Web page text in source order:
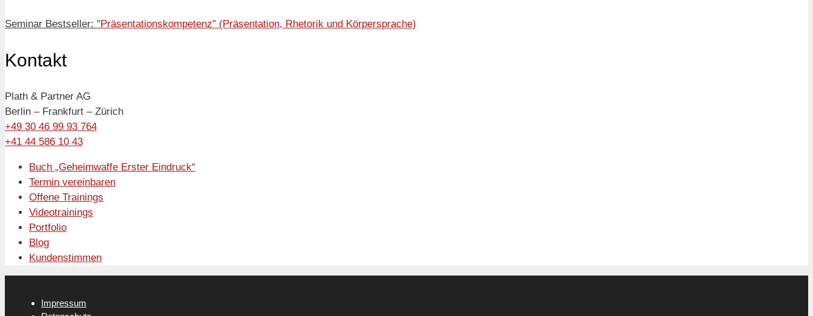
Seminar Bestseller: "Präsentationskompetenz" (Präsentation, Rhetorik und Körpersprache)
Kontakt
Plath & Partner AG
Berlin – Frankfurt – Zürich
+49 30 46 99 93 764
+41 44 586 10 43
Buch „Geheimwaffe Erster Eindruck“
Termin vereinbaren
Offene Trainings
Videotrainings
Portfolio
Blog
Kundenstimmen
Impressum